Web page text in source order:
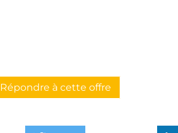
Répondre à cette offre